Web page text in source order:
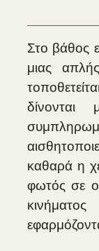
Στο βάθος
μιας
καθαρά η
φωτός σε